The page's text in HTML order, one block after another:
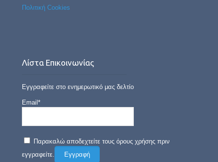
Πολιτική Cookies
Λίστα Επικοινωνίας
Εγγραφείτε στο ενημερωτικό μας δελτίο
Email*
Παρακαλώ αποδεχτείτε τους όρους χρήσης πριν
εγγραφείτε.